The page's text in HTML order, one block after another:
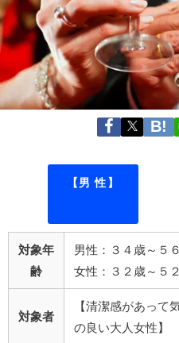
【男 性】
対象年
齢
男性：３４歳～５
女性：３２歳～５
対象者
【清潔感があって
の良い大人女性】